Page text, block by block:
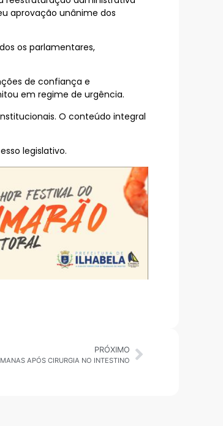
aprovação unânime dos
os parlamentares,
de confiança e
em regime de urgência.
O conteúdo integral
legislativo.
PRÓXIMO
APÓS CIRURGIA NO INTESTINO